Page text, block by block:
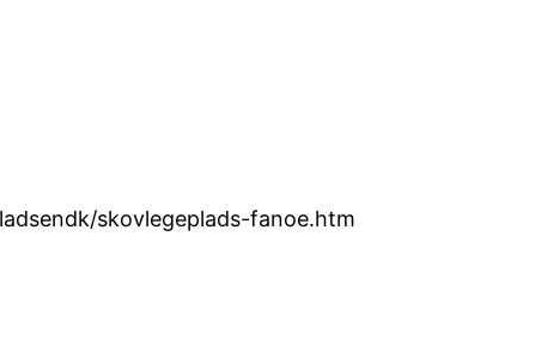
skovlegeplads-fanoe.htm